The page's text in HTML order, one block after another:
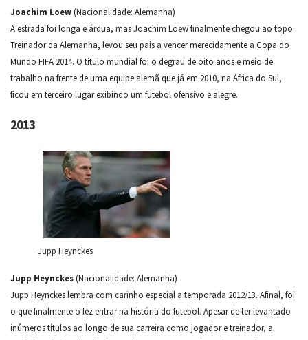
Joachim Loew(Nacionalidade: Alemanha)
A estrada foi longa e árdua, mas Joachim Loew finalmente chegou ao topo.
Treinador da Alemanha, levou seu país a vencer merecidamente a Copa do
Mundo FIFA 2014. O título mundial foi o degrau de oito anos e meio de
trabalho na frente de uma equipe alemã que já em 2010, na África do Sul,
ficou em terceiro lugar exibindo um futebol ofensivo e alegre.
2013
Jupp Heynckes
Jupp Heynckes(Nacionalidade: Alemanha)
Jupp Heynckes lembra com carinho especial a temporada 2012/13. Afinal, foi
o que finalmente o fez entrar na história do futebol. Apesar de ter levantado
inúmeros títulos ao longo de sua carreira como jogador e treinador, a